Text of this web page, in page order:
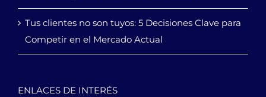
Tus clientes no son tuyos: 5 Decisiones Clave para
Competir en el Mercado Actual
ENLACES DE INTERÉS